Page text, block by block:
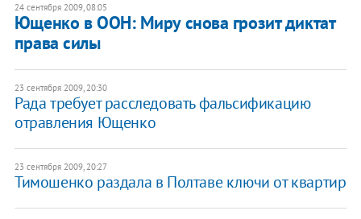
24 сентября 2009, 08:05
Ющенко в ООН: Миру снова грозит диктат
права силы
23 сентября 2009, 20:30
Рада требует расследовать фальсификацию
отравления Ющенко
23 сентября 2009, 20:27
Тимошенко раздала в Полтаве ключи от квартир